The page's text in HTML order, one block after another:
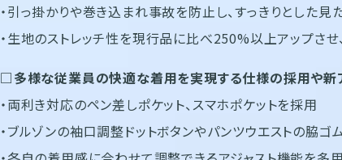
・引っ掛かりや巻き込まれ事故を防止し、すっきりとした
・生地のストレッチ性を現行品に比べ250%以上アップさ
□多様な従業員の快適な着用を実現する仕様の採用や新
・両利き対応のペン差しポケット、スマホポケットを採用
・ブルゾンの袖口調整ドットボタンやパンツウエストの脇